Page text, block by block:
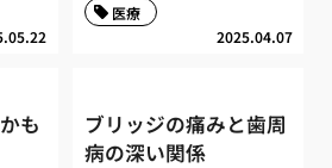
2025.04.07
医療
も
ブリッジの痛みと歯周
病の深い関係